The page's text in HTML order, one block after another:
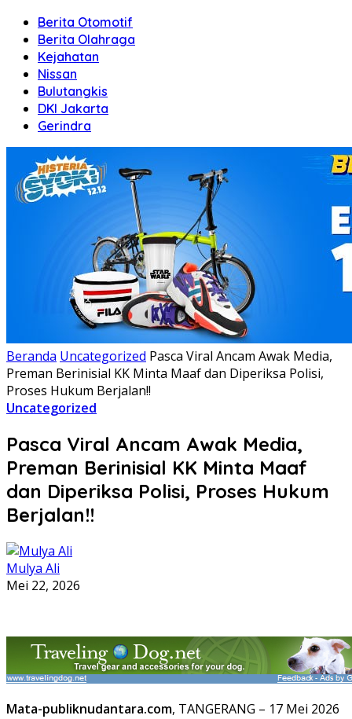
Berita Otomotif
Berita Olahraga
Kejahatan
Nissan
Bulutangkis
DKI Jakarta
Gerindra
Beranda Uncategorized Pasca Viral Ancam Awak Media,
Preman Berinisial KK Minta Maaf dan Diperiksa Polisi,
Proses Hukum Berjalan!!
Uncategorized
Pasca Viral Ancam Awak Media,
Preman Berinisial KK Minta Maaf
dan Diperiksa Polisi, Proses Hukum
Berjalan!!
Mulya Ali
Mei 22, 2026
Mata-publiknudantara.com, TANGERANG – 17 Mei 2026